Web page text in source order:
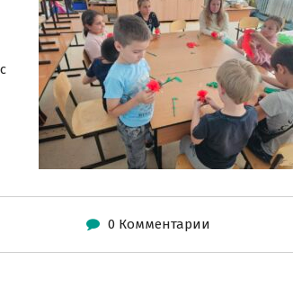
0 Комментарии